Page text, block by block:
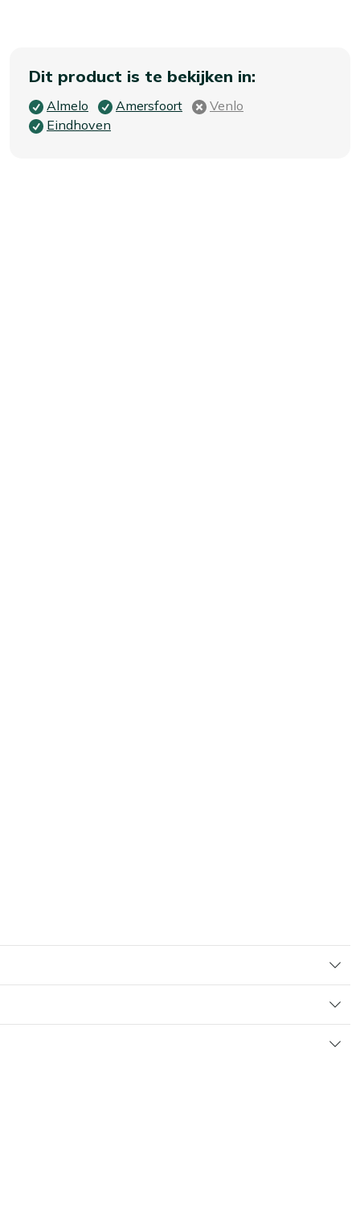
Dit product is te bekijken in:
Almelo Amersfoort
Venlo
Eindhoven